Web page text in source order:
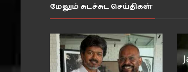
மேலும் சுடச்சுட செய்திகள்